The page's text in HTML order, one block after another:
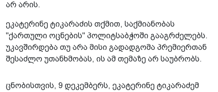
არ არის.
ეკატერინე ტიკარაძის თქმით, საქმიანობას
"ქართული ოცნების" პოლიტსაბჭოში გააგრძელებს.
უკავშირდება თუ არა მისი გადადგომა პრემიერთან
შესაძლო უთანხმობას, ის ამ თემაზე არ საუბრობს.
ცნობისთვის, 9 დეკემბერს, ეკატერინე ტიკარაძემ